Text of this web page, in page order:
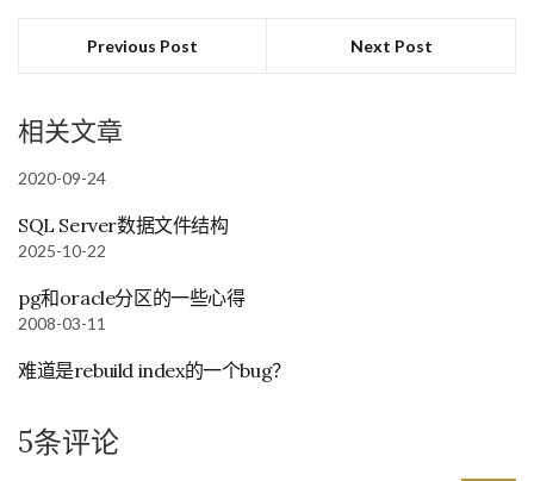
Previous Post Next Post
相关文章
2020-09-24
SQL Server数据文件结构
2025-10-22
pg和oracle分区的一些心得
2008-03-11
难道是rebuild index的一个bug？
5条评论